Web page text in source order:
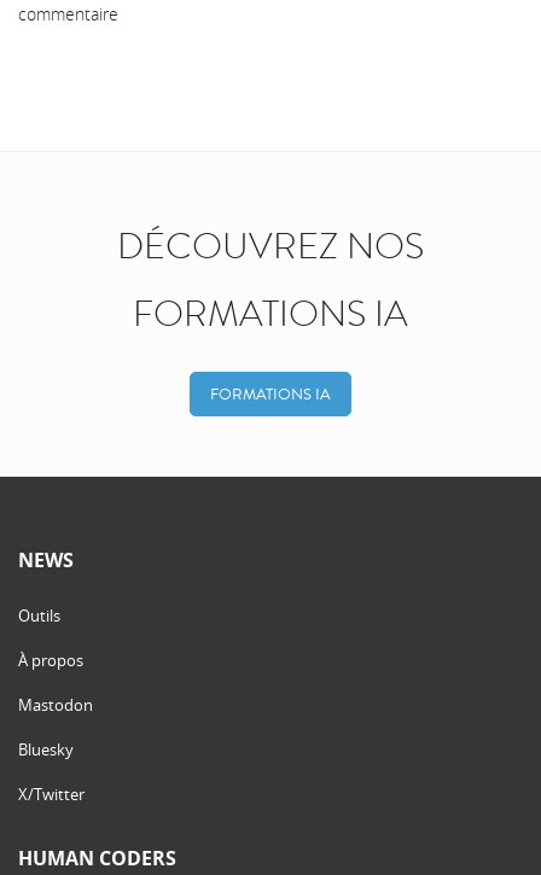
commentaire
DÉCOUVREZ NOS
FORMATIONS IA
FORMATIONS IA
NEWS
Outils
À propos
Mastodon
Bluesky
X/Twitter
HUMAN CODERS